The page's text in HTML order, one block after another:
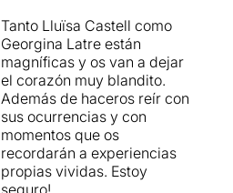
Tanto Lluïsa Castell como
Georgina Latre están
magníficas y os van a dejar
el corazón muy blandito.
Además de haceros reír con
sus ocurrencias y con
momentos que os
recordarán a experiencias
propias vividas. Estoy